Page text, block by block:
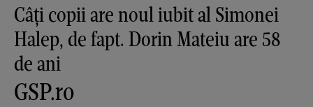
Câți copii are noul iubit al Simonei
Halep, de fapt. Dorin Mateiu are 58
de ani
GSP.ro